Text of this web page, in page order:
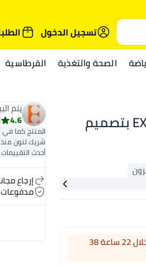
تسجيل الدخول
الصحة والتغذية القرطاسية
نظارات شمسية من نايك EXPLORE FLOW بتصميم
اطلب خلال 22 ساعة 38
يتم
4.6
المنتج كما
شريك لنون منذ
أحدث التقييمات
إرجاع